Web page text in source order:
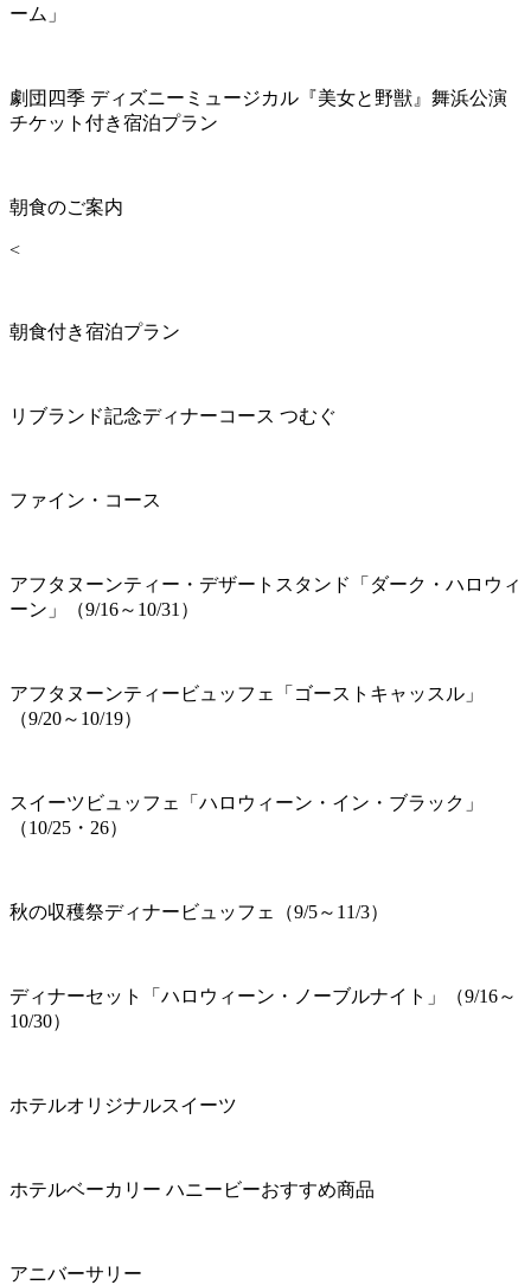
ーム」
劇団四季 ディズニーミュージカル『美女と野獣』舞浜公演
チケット付き宿泊プラン
朝食のご案内
<
朝食付き宿泊プラン
リブランド記念ディナーコース つむぐ
ファイン・コース
アフタヌーンティー・デザートスタンド「ダーク・ハロウィ
ーン」（9/16～10/31）
アフタヌーンティービュッフェ「ゴーストキャッスル」
（9/20～10/19）
スイーツビュッフェ「ハロウィーン・イン・ブラック」
（10/25・26）
秋の収穫祭ディナービュッフェ（9/5～11/3）
ディナーセット「ハロウィーン・ノーブルナイト」（9/16～
10/30）
ホテルオリジナルスイーツ
ホテルベーカリー ハニービーおすすめ商品
アニバーサリー